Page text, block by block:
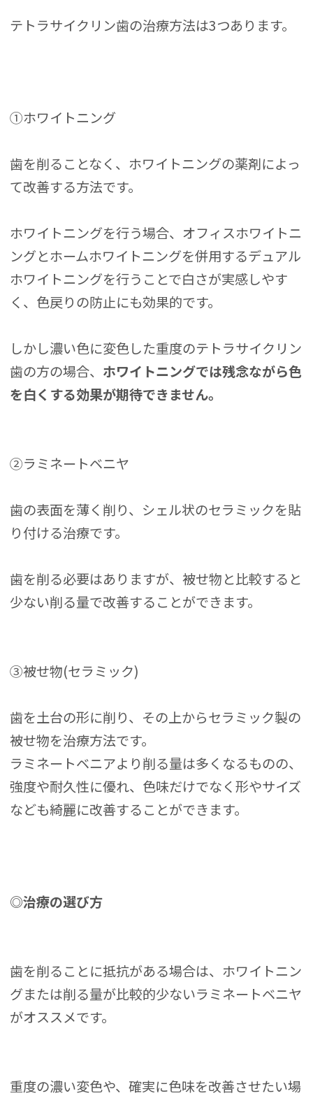
テトラサイクリン歯の治療方法は3つあります。
①ホワイトニング
歯を削ることなく、ホワイトニングの薬剤によっ
て改善する方法です。
ホワイトニングを行う場合、オフィスホワイトニ
ングとホームホワイトニングを併用するデュアル
ホワイトニングを行うことで白さが実感しやす
く、色戻りの防止にも効果的です。
しかし濃い色に変色した重度のテトラサイクリン
歯の方の場合、 ホワイトニングでは残念ながら色
を白くする効果が期待できません。
②ラミネートベニヤ
歯の表面を薄く削り、シェル状のセラミックを貼
り付ける治療です。
歯を削る必要はありますが、被せ物と比較すると
少ない削る量で改善することができます。
③被せ物(セラミック)
歯を土台の形に削り、その上からセラミック製の
被せ物を治療方法です。
ラミネートベニアより削る量は多くなるものの、
強度や耐久性に優れ、色味だけでなく形やサイズ
なども綺麗に改善することができます。
◎治療の選び方
歯を削ることに抵抗がある場合は、ホワイトニン
グまたは削る量が比較的少ないラミネートベニヤ
がオススメです。
重度の濃い変色や、確実に色味を改善させたい場